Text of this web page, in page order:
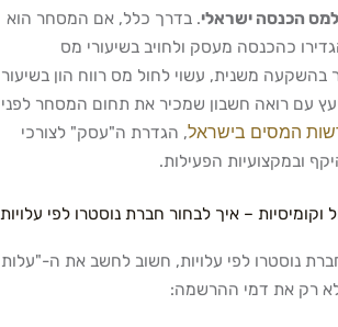
הכנסה ישראלי. בדרך כלל, אם המסחר הוא
כהכנסה מעסק ולחויב בשיעורי מס
בהשקעה משנית, עשוי לחול מס רווח הון בשיעור
עם רואה חשבון שמכיר את תחום המסחר לפני
המסים בישראל, הגדרת ה"עסק" לצורכי
ובמקצועיות הפעילות.
וקומיסיות – איך לבחור חברת נוסטרו לפי עלויות
נוסטרו לפי עלויות, חשוב לחשב את ה-"עלות
רק את דמי ההרשמה: